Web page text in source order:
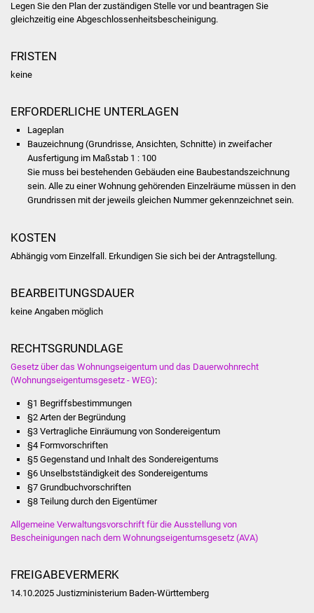
Was erledige ich wo
Formulare
Bürgerinfos
Bildung
Kirchen
Jugendhaus
Fachteam Jugend
Familienzentrum
Suenergie
Legen Sie den Plan der zuständigen Stelle vor und beantragen Sie
gleichzeitig eine Abgeschlossenheitsbescheinigung.
FRISTEN
keine
ERFORDERLICHE UNTERLAGEN
Lageplan
Bauzeichnung (Grundrisse, Ansichten, Schnitte) in zweifacher
Ausfertigung im Maßstab 1 : 100
Sie muss bei bestehenden Gebäuden eine Baubestandszeichnung
sein. Alle zu einer Wohnung gehörenden Einzelräume müssen in den
Grundrissen mit der jeweils gleichen Nummer gekennzeichnet sein.
KOSTEN
Abhängig vom Einzelfall. Erkundigen Sie sich bei der Antragstellung.
BEARBEITUNGSDAUER
keine Angaben möglich
RECHTSGRUNDLAGE
Gesetz über das Wohnungseigentum und das Dauerwohnrecht
(Wohnungseigentumsgesetz - WEG):
§1 Begriffsbestimmungen
§2 Arten der Begründung
§3 Vertragliche Einräumung von Sondereigentum
§4 Formvorschriften
§5 Gegenstand und Inhalt des Sondereigentums
§6 Unselbstständigkeit des Sondereigentums
§7 Grundbuchvorschriften
§8 Teilung durch den Eigentümer
Allgemeine Verwaltungsvorschrift für die Ausstellung von
Bescheinigungen nach dem Wohnungseigentumsgesetz (AVA)
FREIGABEVERMERK
14.10.2025 Justizministerium Baden-Württemberg